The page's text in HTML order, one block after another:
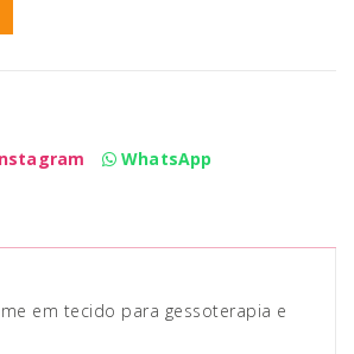
WhatsApp
em tecido para gessoterapia e